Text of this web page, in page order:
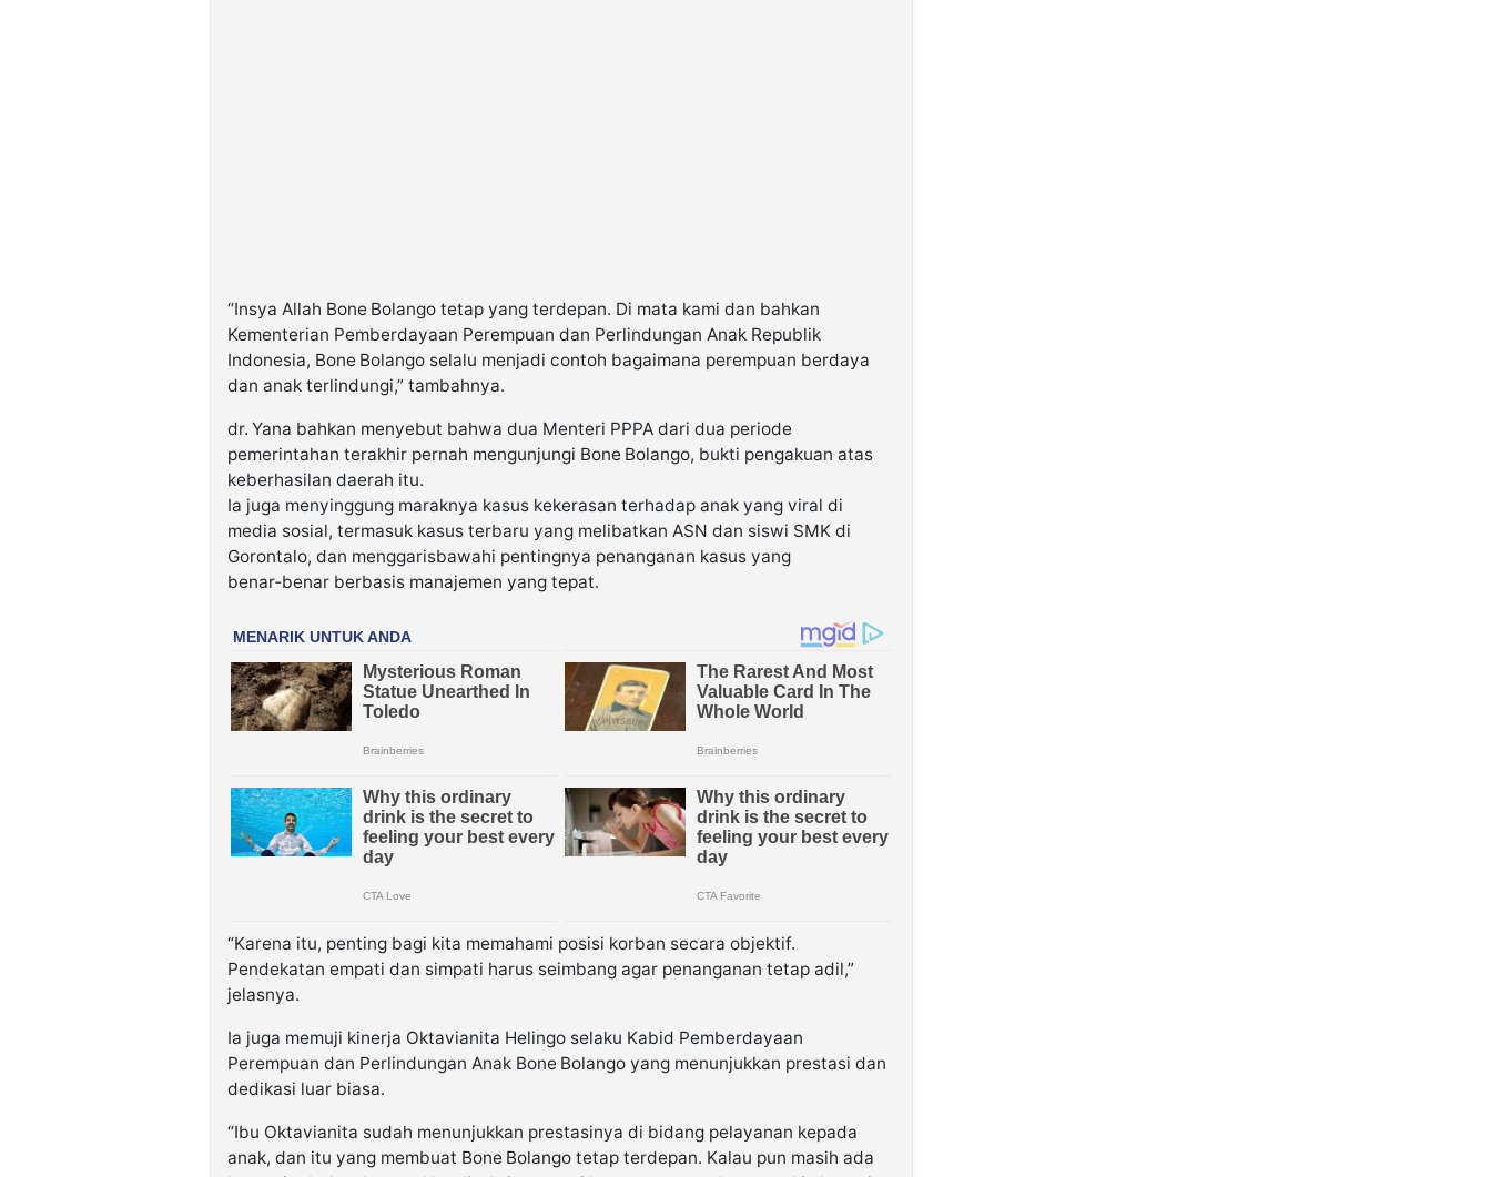
“Insya Allah Bone Bolango tetap yang terdepan. Di mata kami dan bahkan
Kementerian Pemberdayaan Perempuan dan Perlindungan Anak Republik
Indonesia, Bone Bolango selalu menjadi contoh bagaimana perempuan berdaya
dan anak terlindungi,” tambahnya.
dr. Yana bahkan menyebut bahwa dua Menteri PPPA dari dua periode
pemerintahan terakhir pernah mengunjungi Bone Bolango, bukti pengakuan atas
keberhasilan daerah itu.
Ia juga menyinggung maraknya kasus kekerasan terhadap anak yang viral di
media sosial, termasuk kasus terbaru yang melibatkan ASN dan siswi SMK di
Gorontalo, dan menggarisbawahi pentingnya penanganan kasus yang
benar‑benar berbasis manajemen yang tepat.
“Karena itu, penting bagi kita memahami posisi korban secara objektif.
Pendekatan empati dan simpati harus seimbang agar penanganan tetap adil,”
jelasnya.
Ia juga memuji kinerja Oktavianita Helingo selaku Kabid Pemberdayaan
Perempuan dan Perlindungan Anak Bone Bolango yang menunjukkan prestasi dan
dedikasi luar biasa.
“Ibu Oktavianita sudah menunjukkan prestasinya di bidang pelayanan kepada
anak, dan itu yang membuat Bone Bolango tetap terdepan. Kalau pun masih ada